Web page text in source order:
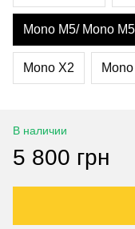
Mono M5/ Mono
Mono X2
В наличии
5 800 грн